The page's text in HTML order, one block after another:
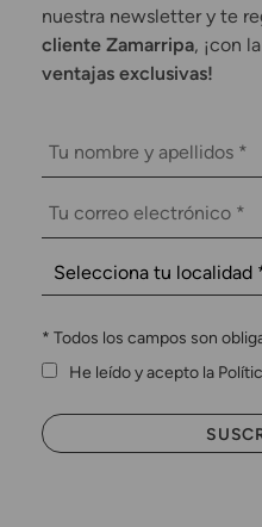
nuestra newsletter y te
cliente Zamarripa, ¡con
ventajas exclusivas!
* Todos los campos son
He leído y acepto la